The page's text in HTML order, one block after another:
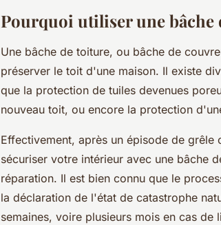
Pourquoi utiliser une bâche
Une bâche de toiture, ou bâche de
préserver le toit d'une maison. Il existe
que la protection de tuiles devenues
nouveau toit, ou encore la protection
Effectivement, après un épisode de
sécuriser votre intérieur avec une bâche
réparation. Il est bien connu que le
la déclaration de l'état de catastrophe
semaines, voire plusieurs mois en cas